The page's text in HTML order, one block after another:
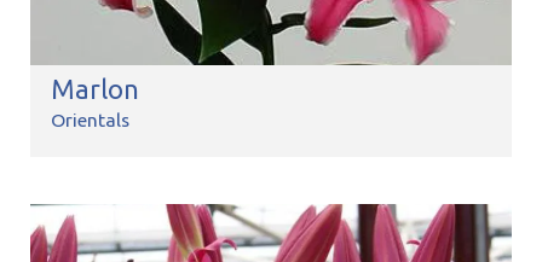
Marlon
Orientals